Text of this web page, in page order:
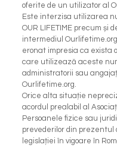
oferite de un utilizator al
Este interzisa utilizarea
OUR LIFETIME precum și
intermediul
eronat impresia ca exista
care utilizează aceste
administratorii sau
Ourlifetime.org.
Orice alta situație
acordul prealabil al
Persoanele fizice sau
prevederilor din prezentul
legislației în vigoare în